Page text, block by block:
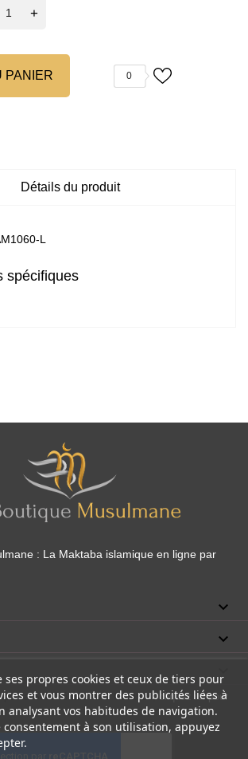
+
PANIER 0
Détails du produit
L
spécifiques
: La Maktaba islamique en ligne par


par la Société des Avis Garantis,cliquez ici pour
ses propres cookies et ceux de tiers pour
et vous montrer des publicités liées à
analysant vos habitudes de navigation.
à son utilisation, appuyez